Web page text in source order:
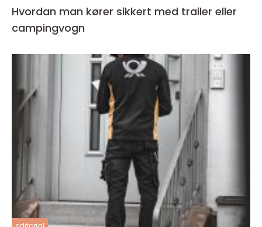
Hvordan man kører sikkert med trailer eller
campingvogn